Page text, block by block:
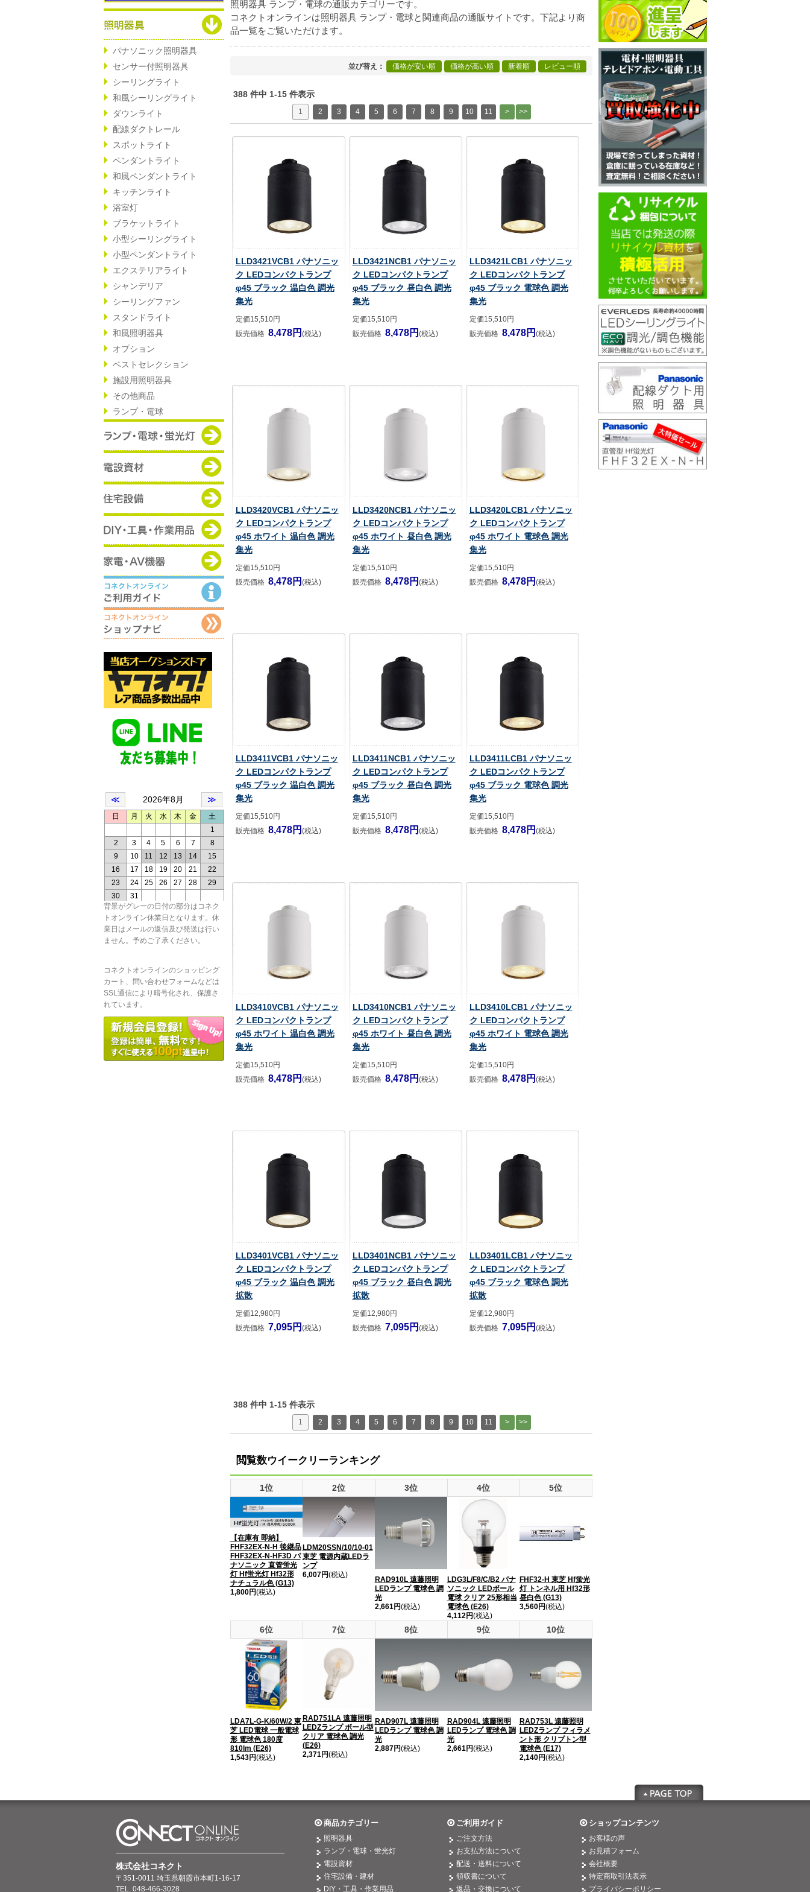
パナソニック照明器具
センサー付照明器具
シーリングライト
和風シーリングライト
ダウンライト
配線ダクトレール
スポットライト
ペンダントライト
和風ペンダントライト
キッチンライト
浴室灯
ブラケットライト
小型シーリングライト
小型ペンダントライト
エクステリアライト
シャンデリア
シーリングファン
スタンドライト
和風照明器具
オプション
ベストセレクション
施設用照明器具
その他商品
ランプ・電球
背景がグレーの日付の部分はコネク
トオンライン休業日となります。休
業日はメールの返信及び発送は行い
ません。予めご了承ください。
コネクトオンラインのショッピング
カート、問い合わせフォームなどは
SSL通信により暗号化され、保護さ
れています。
照明器具 ランプ・電球の通販カテゴリーです。
コネクトオンラインは照明器具 ランプ・電球と関連商品の通販サイトです。下記より商
品一覧をご覧いただけます。
並び替え 価格が安い順 価格が高い順 新着順 レビュー順
388 件中 1-15 件表示
1 2 3 4 5 6 7 8 9 10 11
LLD3421VCB1 パナソニッ
ク LEDコンパクトランプ
φ45 ブラック 温白色 調光
集光
定価15,510円
販売価格 8,478円 (税込)
LLD3421NCB1 パナソニッ
ク LEDコンパクトランプ
φ45 ブラック 昼白色 調光
集光
定価15,510円
販売価格 8,478円 (税込)
LLD3421LCB1 パナソニッ
ク LEDコンパクトランプ
φ45 ブラック 電球色 調光
集光
定価15,510円
販売価格 8,478円 (税込)
LLD3420VCB1 パナソニッ
ク LEDコンパクトランプ
φ45 ホワイト 温白色 調光
集光
定価15,510円
販売価格 8,478円 (税込)
LLD3420NCB1 パナソニッ
ク LEDコンパクトランプ
φ45 ホワイト 昼白色 調光
集光
定価15,510円
販売価格 8,478円 (税込)
LLD3420LCB1 パナソニッ
ク LEDコンパクトランプ
φ45 ホワイト 電球色 調光
集光
定価15,510円
販売価格 8,478円 (税込)
LLD3411VCB1 パナソニッ
ク LEDコンパクトランプ
φ45 ブラック 温白色 調光
集光
定価15,510円
販売価格 8,478円 (税込)
LLD3411NCB1 パナソニッ
ク LEDコンパクトランプ
φ45 ブラック 昼白色 調光
集光
定価15,510円
販売価格 8,478円 (税込)
LLD3411LCB1 パナソニッ
ク LEDコンパクトランプ
φ45 ブラック 電球色 調光
集光
定価15,510円
販売価格 8,478円 (税込)
LLD3410VCB1 パナソニッ
ク LEDコンパクトランプ
φ45 ホワイト 温白色 調光
集光
定価15,510円
販売価格 8,478円 (税込)
LLD3410NCB1 パナソニッ
ク LEDコンパクトランプ
φ45 ホワイト 昼白色 調光
集光
定価15,510円
販売価格 8,478円 (税込)
LLD3410LCB1 パナソニッ
ク LEDコンパクトランプ
φ45 ホワイト 電球色 調光
集光
定価15,510円
販売価格 8,478円 (税込)
LLD3401VCB1 パナソニッ
ク LEDコンパクトランプ
φ45 ブラック 温白色 調光
拡散
定価12,980円
販売価格 7,095円 (税込)
LLD3401NCB1 パナソニッ
ク LEDコンパクトランプ
φ45 ブラック 昼白色 調光
拡散
定価12,980円
販売価格 7,095円 (税込)
LLD3401LCB1 パナソニッ
ク LEDコンパクトランプ
φ45 ブラック 電球色 調光
拡散
定価12,980円
販売価格 7,095円 (税込)
388 件中 1-15 件表示
1 2 3 4 5 6 7 8 9 10 11
閲覧数ウイークリーランキング
1位 2位 3位 4位 5位
【在庫有 即納】
FHF32EX-N-H 後継品
FHF32EX-N-HF3D パ
ナソニック 直管蛍光
灯 Hf蛍光灯 Hf32形
ナチュラル色 (G13)
1,800円(税込)
LDM20SSN/10/10-01
東芝 電源内蔵LEDラ
ンプ
6,007円(税込)
RAD910L 遠藤照明
LEDランプ 電球色 調
光
2,661円(税込)
LDG3L/F8/C/B2 パナ
ソニック LEDボール
電球 クリア 25形相当
電球色 (E26)
4,112円(税込)
FHF32-H 東芝 Hf蛍光
灯 トンネル用 Hf32形
昼白色 (G13)
3,560円(税込)
6位 7位 8位 9位 10位
LDA7L-G-K/60W/2 東
芝 LED電球 一般電球
形 電球色 180度
810lm (E26)
1,543円(税込)
RAD751LA 遠藤照明
LEDZランプ ボール型
クリア 電球色 調光
(E26)
2,371円(税込)
RAD907L 遠藤照明
LEDランプ 電球色 調
光
2,887円(税込)
RAD904L 遠藤照明
LEDランプ 電球色 調
光
2,661円(税込)
RAD753L 遠藤照明
LEDZランプ フィラメ
ント形 クリプトン型
電球色 (E17)
2,140円(税込)
株式会社コネクト
〒351-0011 埼玉県朝霞市本町1-16-17
TEL. 048-466-3028
商品カテゴリー
照明器具
ランプ・電球・蛍光灯
電設資材
住宅設備・建材
DIY・工具・作業用品
ご利用ガイド
ご注文方法
お支払方法について
配送・送料について
領収書について
返品・交換について
ショップコンテンツ
お客様の声
お見積フォーム
会社概要
特定商取引法表示
プライバシーポリシー